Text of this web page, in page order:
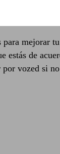
mejorar
estás de
por vozed si